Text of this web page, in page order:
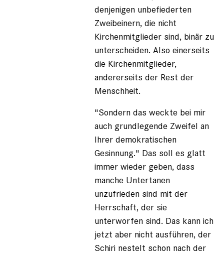
denjenigen unbefiederten
Zweibeinern, die nicht
Kirchenmitglieder sind, binär zu
unterscheiden. Also einerseits
die Kirchenmitglieder,
andererseits der Rest der
Menschheit.
"Sondern das weckte bei mir
auch grundlegende Zweifel an
Ihrer demokratischen
Gesinnung." Das soll es glatt
immer wieder geben, dass
manche Untertanen
unzufrieden sind mit der
Herrschaft, der sie
unterworfen sind. Das kann ich
jetzt aber nicht ausführen, der
Schiri nestelt schon nach der